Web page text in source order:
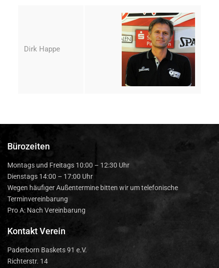
Dirk Happe
Bürozeiten
Montags und Freitags 10:00 – 12:30 Uhr
Dienstags 14:00 – 17:00 Uhr
Wegen häufiger Außentermine bitten wir um telefonische
Terminvereinbarung
Pro A: Nach Vereinbarung
Kontakt Verein
Paderborn Baskets 91 e.V.
Richterstr. 14